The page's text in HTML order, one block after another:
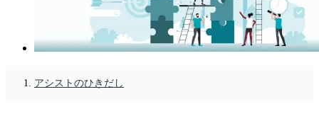
アシストのひきだし